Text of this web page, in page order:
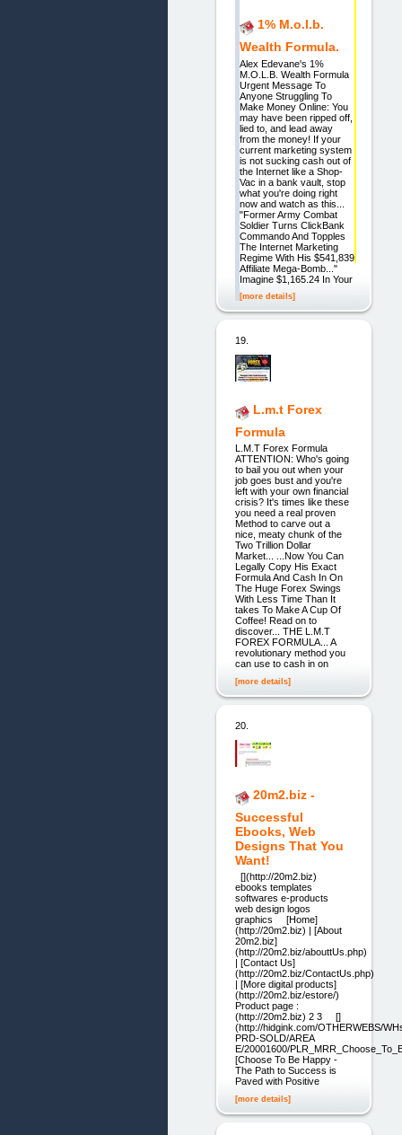
1% M.o.l.b.
Wealth Formula.
Alex Edevane's 1%
M.O.L.B. Wealth Formula
Urgent Message To
Anyone Struggling To
Make Money Online: You
may have been ripped off,
lied to, and lead away
from the money! If your
current marketing system
is not sucking cash out of
the Internet like a Shop-
Vac in a bank vault, stop
what you're doing right
now and watch as this...
"Former Army Combat
Soldier Turns ClickBank
Commando And Topples
The Internet Marketing
Regime With His $541,839
Affiliate Mega-Bomb..."
Imagine $1,165.24 In Your
[more details]
19.
L.m.t Forex
Formula
L.M.T Forex Formula
ATTENTION: Who's going
to bail you out when your
job goes bust and you're
left with your own financial
crisis? It's times like these
you need a real proven
Method to carve out a
nice, meaty chunk of the
Two Trillion Dollar
Market... ...Now You Can
Legally Copy His Exact
Formula And Cash In On
The Huge Forex Swings
With Less Time Than It
takes To Make A Cup Of
Coffee! Read on to
discover... THE L.M.T
FOREX FORMULA... A
revolutionary method you
can use to cash in on
[more details]
20.
20m2.biz -
Successful
Ebooks, Web
Designs That You
Want!
[](http://20m2.biz)
ebooks templates
softwares e-products
web design logos
graphics [Home]
(http://20m2.biz) | [About
20m2.biz]
(http://20m2.biz/abouttUs.php)
| [Contact Us]
(http://20m2.biz/ContactUs.php)
| [More digital products]
(http://20m2.biz/estore/)
Product page :
(http://20m2.biz) 2 3 []
(http://hidgink.com/OTHERWEBS/
PRD-SOLD/AREA
E/20001600/
[Choose To Be Happy -
The Path to Success is
Paved with Positive
[more details]